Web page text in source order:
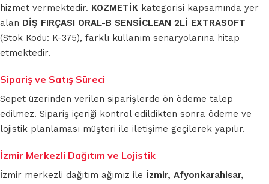
hizmet vermektedir. KOZMETİK kategorisi kapsamında yer
alan DİŞ FIRÇASI ORAL-B SENSİCLEAN 2Lİ EXTRASOFT
(Stok Kodu: K-375), farklı kullanım senaryolarına hitap
etmektedir.
Sipariş ve Satış Süreci
Sepet üzerinden verilen siparişlerde ön ödeme talep
edilmez. Sipariş içeriği kontrol edildikten sonra ödeme ve
lojistik planlaması müşteri ile iletişime geçilerek yapılır.
İzmir Merkezli Dağıtım ve Lojistik
İzmir merkezli dağıtım ağımız ile İzmir, Afyonkarahisar,